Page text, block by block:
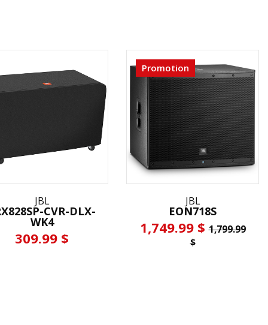
JBL
CVR-DLX-
WK4
309.99 $
Promotion
JBL
EON718S
1,749.99 $1,799.99
$